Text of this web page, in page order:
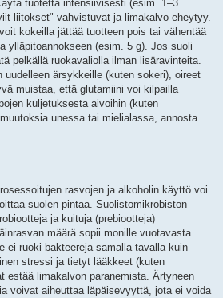
tuotetta intensiivisesti (esim. 1–3
liitokset" vahvistuvat ja limakalvo eheytyy.
kokeilla jättää tuotteen pois tai vähentää
ylläpitoannokseen (esim. 5 g). Jos suoli
pelkällä ruokavaliolla ilman lisäravinteita.
ärsykkeille (kuten sokeri), oireet
muistaa, että glutamiini voi kilpailla
kuljetuksesta aivoihin (kuten
unessa tai mielialassa, annosta
rasvojen ja alkoholin käyttö voi
suolen pintaa. Suolistomikrobiston
ja kuituja (prebiootteja)
määrä sopii monille vuotavasta
ei ruoki bakteereja samalla tavalla kuin
stressi ja tietyt lääkkeet (kuten
estää limakalvon paranemista. Ärtyneen
voivat aiheuttaa läpäisevyyttä, jota ei voida